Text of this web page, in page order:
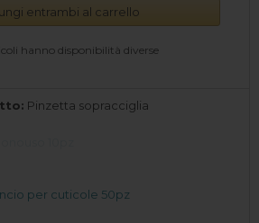
entrambi al carrello
hanno disponibilità diverse
Pinzetta sopracciglia
per cuticole 50pz